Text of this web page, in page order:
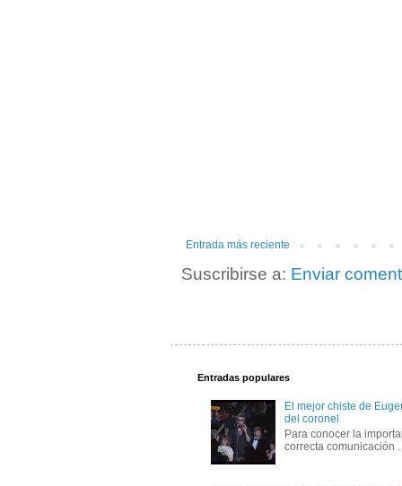
Entrada más reciente
Suscribirse a: Enviar
Entradas populares
El mejor chiste de
del coronel
Para conocer la
correcta